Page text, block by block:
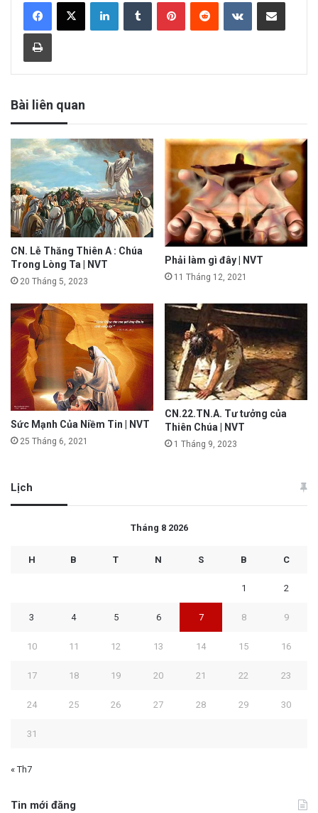
Bài liên quan
CN. Lễ Thăng Thiên A : Chúa
Trong Lòng Ta | NVT
20 Tháng 5, 2023
Phải làm gì đây | NVT
11 Tháng 12, 2021
Sức Mạnh Của Niềm Tin | NVT
25 Tháng 6, 2021
CN.22.TN.A. Tư tưởng của
Thiên Chúa | NVT
1 Tháng 9, 2023
Lịch
Tháng 8 2026
H B T N S B C
1 2
3 4 5 6 7 8 9
10 11 12 13 14 15 16
17 18 19 20 21 22 23
24 25 26 27 28 29 30
31
« Th7
Tin mới đăng